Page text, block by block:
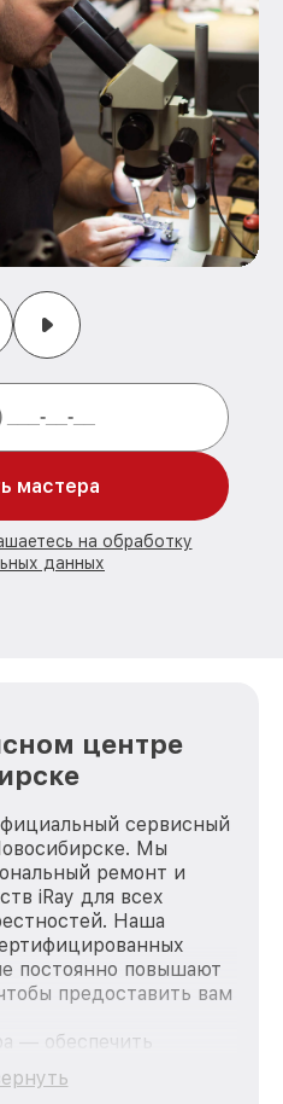
мастера
на обработку
данных
центре
сервисный
Мы
ремонт и
iRay для всех
Наша
постоянно повышают
предоставить вам
— обеспечить
ремонт для
продукции iRay, вне